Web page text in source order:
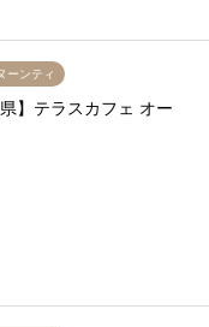
ーンティ
県】テラスカフェ オー